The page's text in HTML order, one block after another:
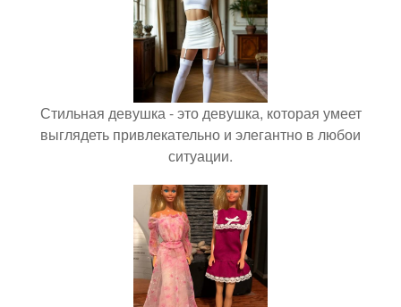
Стильная девушка - это девушка, которая умеет
выглядеть привлекательно и элегантно в любои
ситуации.